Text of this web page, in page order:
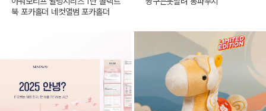
북 포카홀더 네컷앨범 포카홀더